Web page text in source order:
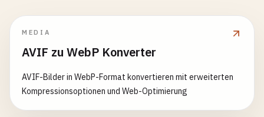
MEDIA
AVIF zu WebP Konverter
AVIF-Bilder in WebP-Format konvertieren mit erweiterten
Kompressionsoptionen und Web-Optimierung